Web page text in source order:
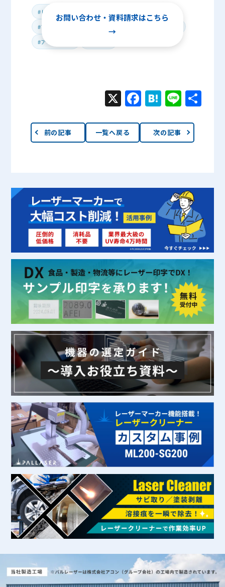
お問い合わせ・資料請求はこちら
→
#レーザー溶接機
#ステンレス溶接
#ブロイラー
#アキタ製作所
X
Face
k
Hate
Line
前の記事 一覧へ戻る 次の記事